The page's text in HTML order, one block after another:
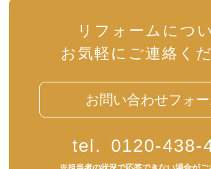
リフォームにつ
お気軽にご連絡く
お問い合わせフォ
tel. 0120-438-